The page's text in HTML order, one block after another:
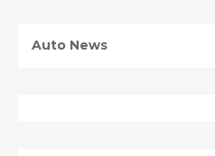
Auto News